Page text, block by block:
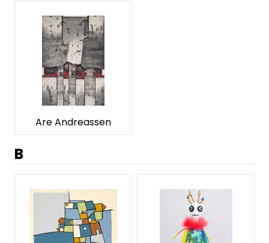
Are Andreassen
B